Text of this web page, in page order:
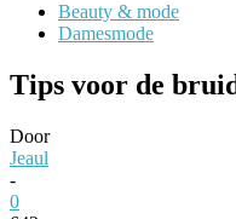
Beauty & mode
Damesmode
Tips voor de
Door
Jeaul
-
0